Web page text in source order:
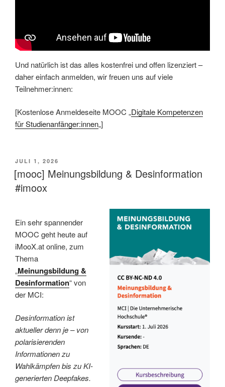
Und natürlich ist das alles kostenfrei und offen lizenziert –
daher einfach anmelden, wir freuen uns auf viele
Teilnehmer:innen:
[Kostenlose Anmeldeseite MOOC „Digitale Kompetenzen
für Studienanfänger:innen„]
VERÖFFENTLICHT
AM
JULI 1, 2026
[mooc] Meinungsbildung & Desinformation
#imoox
Ein sehr spannender
MOOC geht heute auf
iMooX.at online, zum
Thema
„Meinungsbildung &
Desinformation“ von
der MCI:
Desinformation ist
aktueller denn je – von
polarisierenden
Informationen zu
Wahlkämpfen bis zu KI-
generierten Deepfakes.